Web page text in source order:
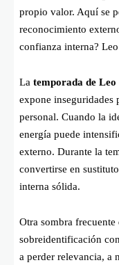
propio valor. Aquí se
reconocimiento
confianza interna?
La temporada de Leo
expone inseguridades
personal. Cuando la
energía puede
externo. Durante la
convertirse en
interna sólida.
Otra sombra frecuente
sobreidentificación
a perder relevancia, a